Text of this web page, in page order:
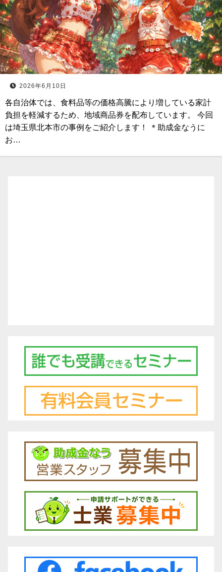
2026年6月10日
各自治体では、食料品等の価格高騰により増している家計
負担を軽減するため、地域商品券を配布しています。 今回
は埼玉県北本市の事例をご紹介します！ ＊助成金なうに
お…